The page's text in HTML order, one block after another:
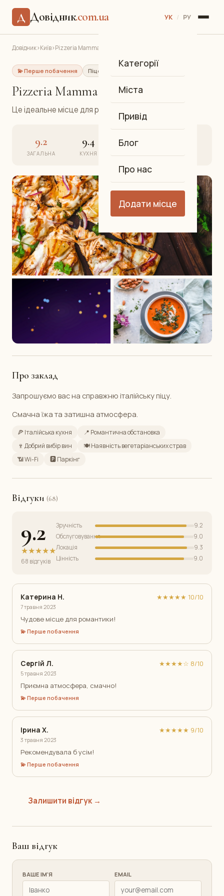
Д Довідник.com.ua УК / РУ
Категорії
Міста
Привід
Блог
Про нас
Додати місце
Довідник›Київ›Pizzeria Mamma Mia
💫 Перше побачення Піцерія Поділ
Pizzeria Mamma Mia
Це ідеальне місце для романтичних вечерь.
9.2
ЗАГАЛЬНА
9.4
КУХНЯ
9.1
Про заклад
Запрошуємо вас на справжню італійську піцу.
Смачна їжа та затишна атмосфера.
🍕 Італійська кухня
📍 Романтична обстановка
🍷 Добрий вибір вин
🍽️ Наявність вегетаріанських страв
📶 Wi-Fi
🅿️ Паркінг
Відгуки (68)
9.2
★★★★★
68 відгуків
Зручність
9.2
Обслуговування
9.0
Локація
9.3
Цінність
9.0
Катерина Н.
7 травня 2023
★★★★★ 10/10
Чудове місце для романтики!
💫 Перше побачення
Сергій Л.
5 травня 2023
★★★★☆ 8/10
Приємна атмосфера, смачно!
💫 Перше побачення
Ірина Х.
3 травня 2023
★★★★★ 9/10
Рекомендувала б усім!
💫 Перше побачення
Залишити відгук →
Ваш відгук
ВАШЕ ІМ'Я EMAIL